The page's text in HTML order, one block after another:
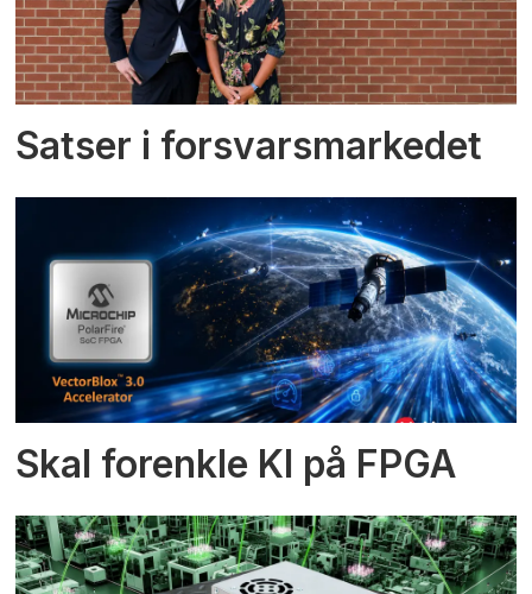
Satser i forsvarsmarkedet
Skal forenkle KI på FPGA